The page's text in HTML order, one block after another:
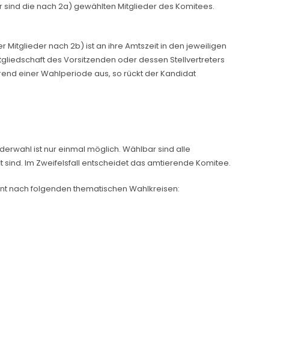
die nach 2a) gewählten Mitglieder des Komitees.
nach 2b) ist an ihre Amtszeit in den jeweiligen
des Vorsitzenden oder dessen Stellvertreters
einer Wahlperiode aus, so rückt der Kandidat
ist nur einmal möglich. Wählbar sind alle
Im Zweifelsfall entscheidet das amtierende Komitee.
nach folgenden thematischen Wahlkreisen: